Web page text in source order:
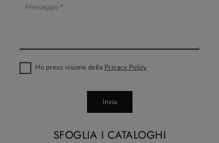
SFOGLIA I CATALOGHI
Ho preso visione della Privacy Policy
Invia